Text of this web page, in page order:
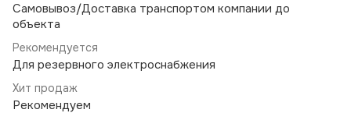
Самовывоз/Доставка транспортом компании до
объекта
Рекомендуется
Для резервного электроснабжения
Хит продаж
Рекомендуем